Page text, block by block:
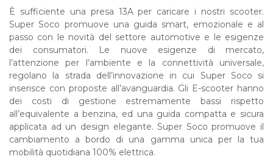
È sufficiente una presa 13A per caricare i nostri scooter.
Super Soco promuove una guida smart, emozionale e al
passo con le novità del settore automotive e le esigenze
dei consumatori. Le nuove esigenze di mercato,
l’attenzione per l’ambiente e la connettività universale,
regolano la strada dell’innovazione in cui Super Soco si
inserisce con proposte all’avanguardia. Gli E-scooter hanno
dei costi di gestione estremamente bassi rispetto
all’equivalente a benzina, ed una guida compatta e sicura
applicata ad un design elegante. Super Soco promuove il
cambiamento a bordo di una gamma unica per la tua
mobilità quotidiana 100% elettrica.